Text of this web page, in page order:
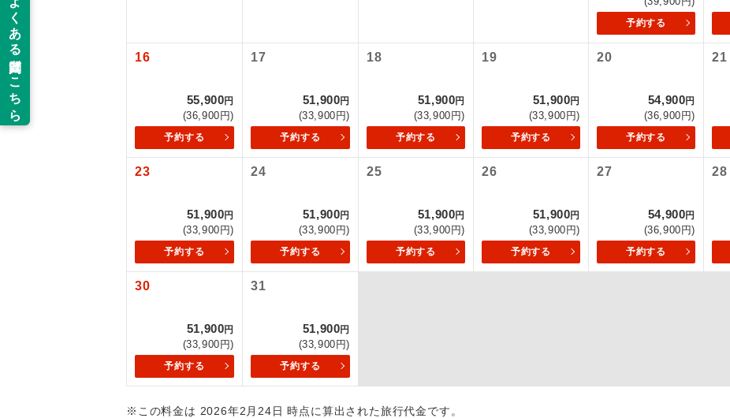
予約する
16
55,900円
(36,900円)
予約する
17
51,900円
(33,900円)
予約する
18
51,900円
(33,900円)
予約する
19
51,900円
(33,900円)
予約する
20
54,900円
(36,900円)
予約する
21
23
51,900円
(33,900円)
予約する
24
51,900円
(33,900円)
予約する
25
51,900円
(33,900円)
予約する
26
51,900円
(33,900円)
予約する
27
54,900円
(36,900円)
予約する
28
30
51,900円
(33,900円)
予約する
31
51,900円
(33,900円)
予約する
※この料金は 2026年2月24日 時点に算出された旅行代金です。
バスガイドが乗務し、車内での観光案内があります。
新コース 初登場のコースです。
世界遺産
ユネスコに登録されている文化遺産や自然遺産を訪
スです。
絶景 絶景スポットに立ち寄るコースです。
露天風呂 ご宿泊ホテルに露天風呂が付いています。
大浴場 ご宿泊ホテルに大浴場が付いています。
お部屋食
ができます。